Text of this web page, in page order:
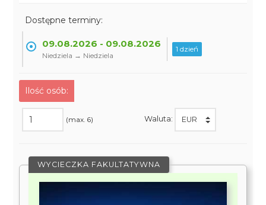
Dostępne terminy:
09.08.2026 - 09.08.2026
Niedziela → Niedziela
1 dzień
Ilość osób:
(max. 6) Waluta:
WYCIECZKA FAKULTATYWNA